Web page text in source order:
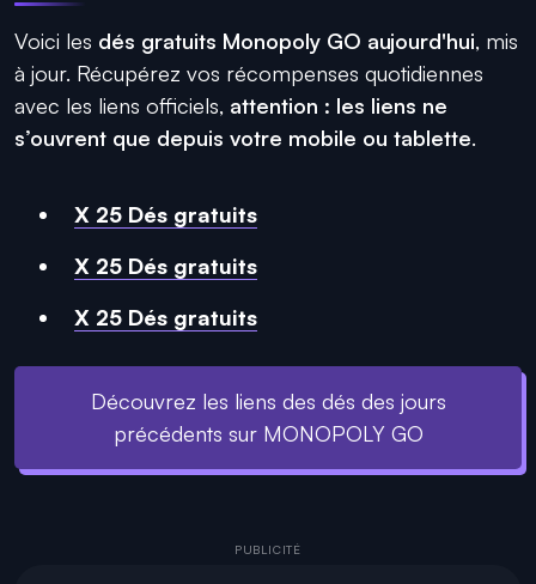
Voici les dés gratuits Monopoly GO aujourd'hui, mis
à jour. Récupérez vos récompenses quotidiennes
avec les liens officiels, attention : les liens ne
s’ouvrent que depuis votre mobile ou tablette.
X 25 Dés gratuits
X 25 Dés gratuits
X 25 Dés gratuits
Découvrez les liens des dés des jours
précédents sur MONOPOLY GO